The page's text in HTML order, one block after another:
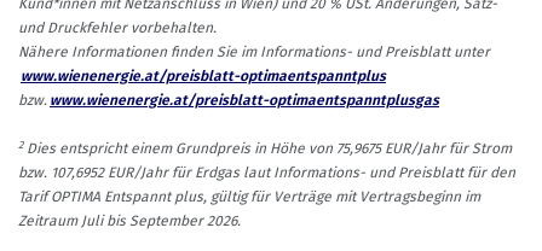
Kund*innen mit Netzanschluss in Wien) und 20 % USt. Änderungen, Satz-
und Druckfehler vorbehalten.
Nähere Informationen finden Sie im Informations- und Preisblatt unter
www.wienenergie.at/preisblatt-optimaentspanntplus
bzw. www.wienenergie.at/preisblatt-optimaentspanntplusgas
2Dies entspricht einem Grundpreis in Höhe von 75,9675 EUR/Jahr für Strom
bzw. 107,6952 EUR/Jahr für Erdgas laut Informations- und Preisblatt für den
Tarif OPTIMA Entspannt plus, gültig für Verträge mit Vertragsbeginn im
Zeitraum Juli bis September 2026.